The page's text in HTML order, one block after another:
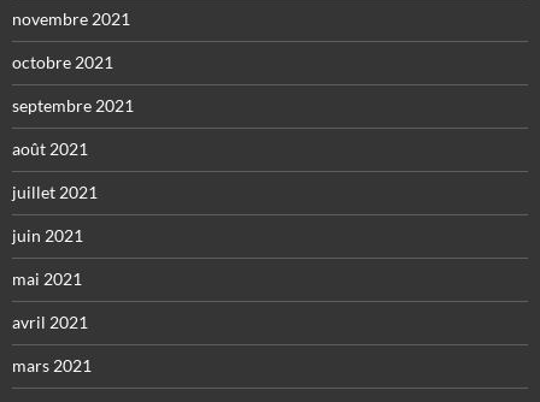
novembre 2021
octobre 2021
septembre 2021
août 2021
juillet 2021
juin 2021
mai 2021
avril 2021
mars 2021